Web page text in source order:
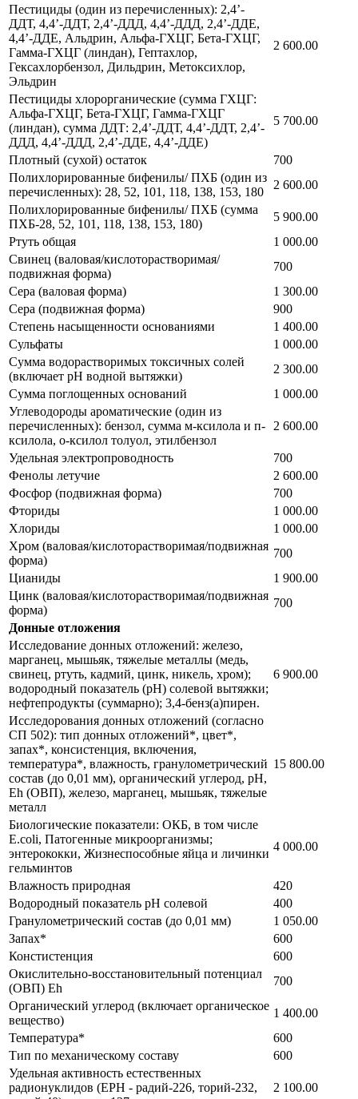
Пестициды (один из перечисленных): 2,4’-
ДДТ, 4,4’-ДДТ, 2,4’-ДДД, 4,4’-ДДД, 2,4’-ДДЕ,
4,4’-ДДЕ, Альдрин, Альфа-ГХЦГ, Бета-ГХЦГ,
Гамма-ГХЦГ (линдан), Гептахлор,
Гексахлорбензол, Дильдрин, Метоксихлор,
Эльдрин
2 600.00
Пестициды хлорорганические (сумма ГХЦГ:
Альфа-ГХЦГ, Бета-ГХЦГ, Гамма-ГХЦГ
(линдан), сумма ДДТ: 2,4’-ДДТ, 4,4’-ДДТ, 2,4’-
ДДД, 4,4’-ДДД, 2,4’-ДДЕ, 4,4’-ДДЕ)
5 700.00
Плотный (сухой) остаток
700
Полихлорированные бифенилы/ ПХБ (один из
перечисленных): 28, 52, 101, 118, 138, 153, 180
2 600.00
Полихлорированные бифенилы/ ПХБ (сумма
ПХБ-28, 52, 101, 118, 138, 153, 180)
5 900.00
Ртуть общая
1 000.00
Свинец (валовая/кислоторастворимая/
подвижная форма)
700
Сера (валовая форма)
1 300.00
Сера (подвижная форма)
900
Степень насыщенности основаниями
1 400.00
Сульфаты
1 000.00
Сумма водорастворимых токсичных солей
(включает pH водной вытяжки)
2 300.00
Сумма поглощенных оснований
1 000.00
Углеводороды ароматические (один из
перечисленных): бензол, сумма м-ксилола и п-
ксилола, о-ксилол толуол, этилбензол
2 600.00
Удельная электропроводность
700
Фенолы летучие
2 600.00
Фосфор (подвижная форма)
700
Фториды
1 000.00
Хлориды
1 000.00
Хром (валовая/кислоторастворимая/подвижная
форма)
700
Цианиды
1 900.00
Цинк (валовая/кислоторастворимая/подвижная
форма)
700
Донные отложения
Исследование донных отложений: железо,
марганец, мышьяк, тяжелые металлы (медь,
свинец, ртуть, кадмий, цинк, никель, хром);
водородный показатель (рН) солевой вытяжки;
нефтепродукты (суммарно); 3,4-бенз(а)пирен.
6 900.00
Исследорования донных отложений (согласно
СП 502): тип донных отложений*, цвет*,
запах*, консистенция, включения,
температура*, влажность, гранулометрический
состав (до 0,01 мм), органический углерод, рН,
Еh (ОВП), железо, марганец, мышьяк, тяжелые
металл
15 800.00
Биологические показатели: ОКБ, в том числе
E.coli, Патогенные микроорганизмы;
энтерококки, Жизнеспособные яйца и личинки
гельминтов
4 000.00
Влажность природная
420
Водородный показатель pH солевой
400
Гранулометрический состав (до 0,01 мм)
1 050.00
Запах*
600
Констистенция
600
Окислительно-восстановительный потенциал
(ОВП) Eh
700
Органический углерод (включает органическое
вещество)
1 400.00
Температура*
600
Тип по механическому составу
600
Удельная активность естественных
радионуклидов (ЕРН - радий-226, торий-232,
2 100.00